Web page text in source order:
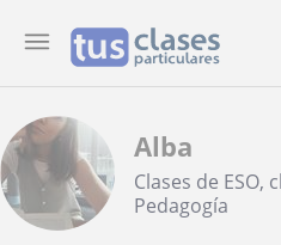
Alba
Clases de ESO,
Pedagogía